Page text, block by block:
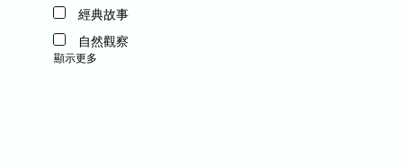
經典故事
自然觀察
顯示更多